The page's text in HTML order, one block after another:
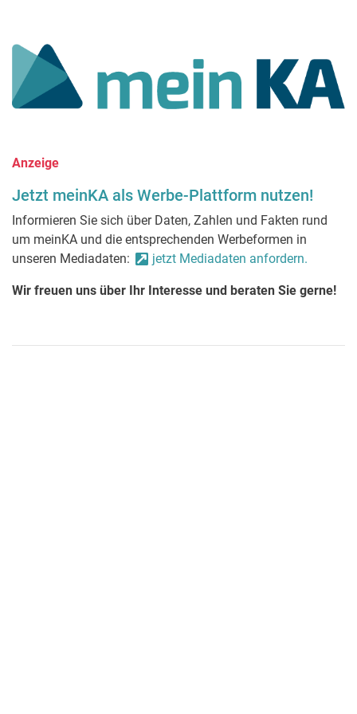
Anzeige
Jetzt meinKA als Werbe-Plattform nutzen!
Informieren Sie sich über Daten, Zahlen und Fakten rund
um meinKA und die entsprechenden Werbeformen in
unseren Mediadaten:
jetzt Mediadaten anfordern.
Wir freuen uns über Ihr Interesse und beraten Sie gerne!